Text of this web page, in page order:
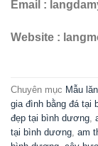
dương, lăng thờ
dương,lăng thờ
dương, lăng thờ
lăng mộ tổ bằng đá
dương ,mẫu am thờ
mẫu cây hương đá